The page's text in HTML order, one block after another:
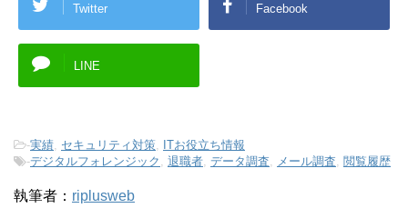
Twitter Facebook
LINE
-実績, セキュリティ対策,
ITお役立ち情報
-デジタルフォレンジック , 退職者, データ調査, メール調査, 閲覧履歴
執筆者： riplusweb